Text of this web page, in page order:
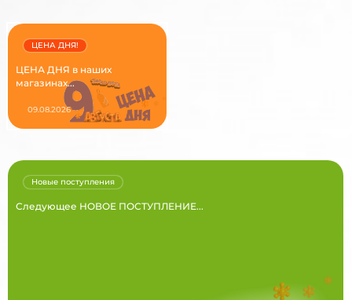
ЦЕНА ДНЯ в наших
магазинах...
ЦЕНА ДНЯ!
09.08.2026
Следующее НОВОЕ ПОСТУПЛЕНИЕ...
Новые поступления